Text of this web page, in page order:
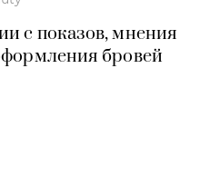
с показов, мнения
бровей